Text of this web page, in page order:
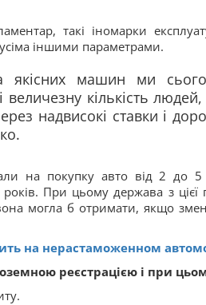
такі іномарки
іншими параметрами.
якісних машин ми
величезну кількість
надвисокі ставки і
на покупку авто від 2 до
При цьому держава з цієї
могла б отримати, якщо
на нерастаможенном
реєстрацією і при